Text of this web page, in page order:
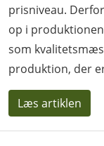
prisniveau.
op i
som
produktion, der
Læs artiklen